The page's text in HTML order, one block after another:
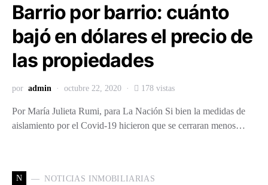
Barrio por barrio: cuánto
bajó en dólares el precio de
las propiedades
por admin octubre 22, 2020 178 vistas
Por María Julieta Rumi, para La Nación Si bien la medidas de
aislamiento por el Covid-19 hicieron que se cerraran menos…
N NOTICIAS INMOBILIARIAS